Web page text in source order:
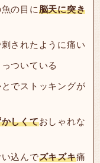
の目に脳天に突き
されたように痛い
ついている
でストッキングが
しくておしゃれな
込んでズキズキ痛